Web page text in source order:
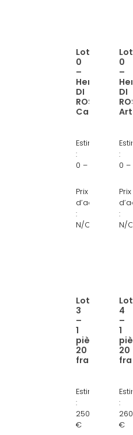
Lien
:
Hervé
Di
Rosa
acrylique
sur
signée
Lot
0
–
Hervé
DI
ROSA
Carte
Estimation
:
0 – 0 €
Prix
d’adjudication
:
N/C
Lien
:
Di
sur
Lot
0
–
DI
Art
:
0 –
Prix
:
N/C
Lien
:
20
francs
Génie
pièce
en
or
1878
Lot
3
–
1
pièce
20
francs
Estimation
:
250 – 300
€
Lien
:
20
1890
et
de
Lot
4
–
1
20
:
€